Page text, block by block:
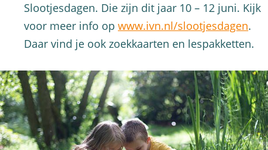
Slootjesdagen. Die zijn dit jaar 10 – 12 juni. Kijk
voor meer info op www.ivn.nl/slootjesdagen.
Daar vind je ook zoekkaarten en lespakketten.